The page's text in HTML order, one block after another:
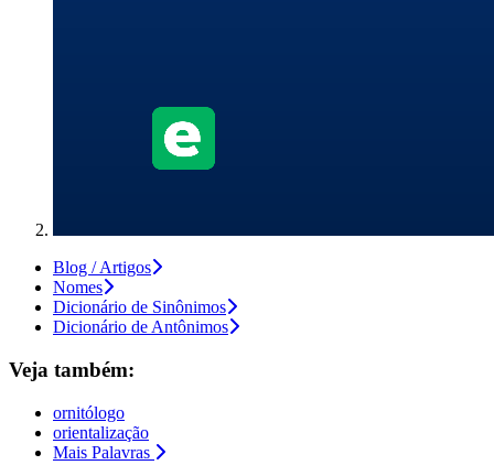
Blog / Artigos
Nomes
Dicionário de Sinônimos
Dicionário de Antônimos
Veja também:
ornitólogo
orientalização
Mais Palavras